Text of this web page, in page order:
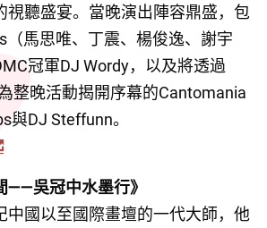
視聽盛宴。當晚演出陣容鼎盛，包
（馬思唯、丁震、楊俊逸、謝宇
冠軍DJ Wordy，以及將透過
整晚活動揭開序幕的Cantomania
與DJ Steffunn。
——吳冠中水墨行》
中國以至國際畫壇的一代大師，他